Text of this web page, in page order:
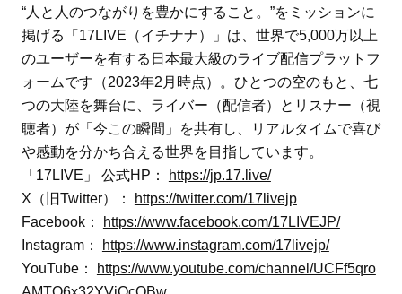
“人と人のつながりを豊かにすること。”をミッションに
掲げる「17LIVE（イチナナ）」は、世界で5,000万以上
のユーザーを有する日本最大級のライブ配信プラットフ
ォームです（2023年2月時点）。ひとつの空のもと、七
つの大陸を舞台に、ライバー（配信者）とリスナー（視
聴者）が「今この瞬間」を共有し、リアルタイムで喜び
や感動を分かち合える世界を目指しています。
「17LIVE」 公式HP：
https://jp.17.live/
X（旧Twitter）：
https://twitter.com/17livejp
Facebook：
https://www.facebook.com/17LIVEJP/
Instagram：
https://www.instagram.com/17livejp/
YouTube：
https://www.youtube.com/channel/UCFf5qro